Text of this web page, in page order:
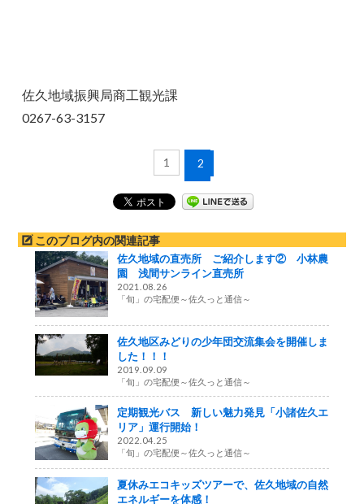
佐久地域振興局商工観光課
0267-63-3157
1 2
このブログ内の関連記事
佐久地域の直売所 ご紹介します② 小林農
園 浅間サンライン直売所
2021.08.26
「旬」の宅配便～佐久っと通信～
佐久地区みどりの少年団交流集会を開催しま
した！！！
2019.09.09
「旬」の宅配便～佐久っと通信～
定期観光バス 新しい魅力発見「小諸佐久エ
リア」運行開始！
2022.04.25
「旬」の宅配便～佐久っと通信～
夏休みエコキッズツアーで、佐久地域の自然
エネルギーを体感！